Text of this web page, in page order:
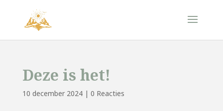
Deze is het!
10 december 2024| 0 Reacties